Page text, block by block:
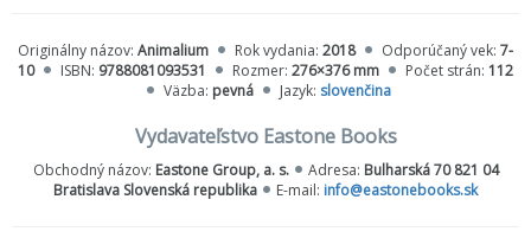
umožňuje prežiť - bez nej by nebolo potravy, ktorú jeme, ani
vzduchu, ktorý dýchame.
Kniha Animálium zobrazuje skutočné zvieratá, ktoré žili alebo žijú
na Zemi, a dozviete sa, ako sa vyvíjali, pričom u niektorých
dokonca nazriete do ich tela či objavíte rozmanité biotopy, v
ktorých žijú. Vstúpte do Animália a preskúmajte ríšu zvierat v celej
jej nádhere!
Originálny názov: Animalium Rok vydania: 2018 Odporúčaný vek: 7-
10
ISBN: 9788081093531 Rozmer: 276×376 mm Počet strán: 112
Väzba: pevná Jazyk: slovenčina
Vydavateľstvo Eastone Books
Obchodný názov: Eastone Group, a. s. Adresa: Bulharská 70 821 04
Bratislava Slovenská republika
E-mail: info@eastonebooks.sk